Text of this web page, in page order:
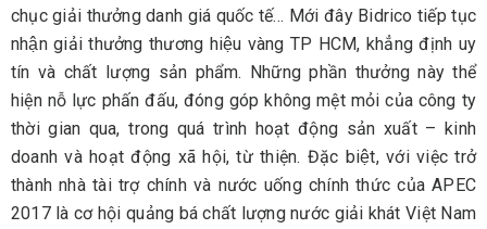
chục giải thưởng danh giá quốc tế… Mới đây Bidrico tiếp tục
nhận giải thưởng thương hiệu vàng TP HCM, khẳng định uy
tín và chất lượng sản phẩm. Những phần thưởng này thể
hiện nỗ lực phấn đấu, đóng góp không mệt mỏi của công ty
thời gian qua, trong quá trình hoạt động sản xuất – kinh
doanh và hoạt động xã hội, từ thiện. Đặc biệt, với việc trở
thành nhà tài trợ chính và nước uống chính thức của APEC
2017 là cơ hội quảng bá chất lượng nước giải khát Việt Nam